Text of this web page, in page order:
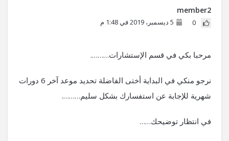
member2
0 5 ديسمبر، 2019 في 1:48 م
مرحبا بكي في قسم الإستشارات……….
نرجو منكي في البداية أختى الفاضلة تحديد موعد آخر 6 دورات
شهرية للإجابة عن استفسارك بشكل سليم……….
في انتظار توضيحك……